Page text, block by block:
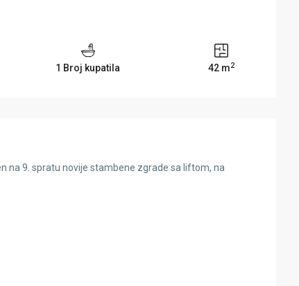
1 Broj kupatila 42 m2
na 9. spratu novije stambene zgrade sa liftom, na